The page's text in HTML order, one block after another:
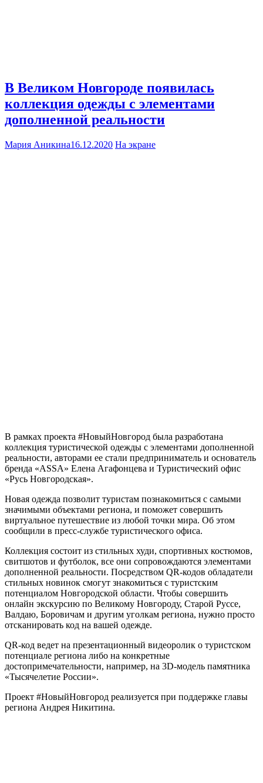
В Великом Новгороде появилась
коллекция одежды с элементами
дополненной реальности
Мария Аникина16.12.2020 На экране
В рамках проекта #НовыйНовгород была разработана
коллекция туристической одежды с элементами дополненной
реальности, авторами ее стали предприниматель и основатель
бренда «ASSA» Елена Агафонцева и Туристический офис
«Русь Новгородская».
Новая одежда позволит туристам познакомиться с самыми
значимыми объектами региона, и поможет совершить
виртуальное путешествие из любой точки мира. Об этом
сообщили в пресс-службе туристического офиса.
Коллекция состоит из стильных худи, спортивных костюмов,
свитшотов и футболок, все они сопровождаются элементами
дополненной реальности. Посредством QR-кодов обладатели
стильных новинок смогут знакомиться с туристским
потенциалом Новгородской области. Чтобы совершить
онлайн экскурсию по Великому Новгороду, Старой Руссе,
Валдаю, Боровичам и другим уголкам региона, нужно просто
отсканировать код на вашей одежде.
QR-код ведет на презентационный видеоролик о туристском
потенциале региона либо на конкретные
достопримечательности, например, на 3D-модель памятника
«Тысячелетие России».
Проект #НовыйНовгород реализуется при поддержке главы
региона Андрея Никитина.